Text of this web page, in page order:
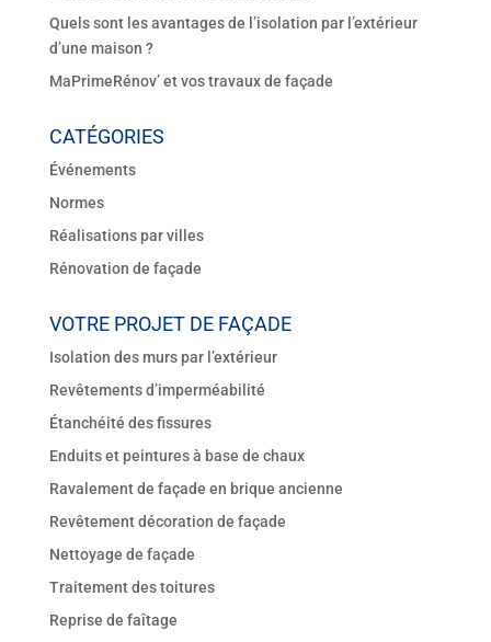
Quels sont les avantages de l’isolation par l’extérieur
d’une maison ?
MaPrimeRénov’ et vos travaux de façade
CATÉGORIES
Événements
Normes
Réalisations par villes
Rénovation de façade
VOTRE PROJET DE FAÇADE
Isolation des murs par l’extérieur
Revêtements d’imperméabilité
Étanchéité des fissures
Enduits et peintures à base de chaux
Ravalement de façade en brique ancienne
Revêtement décoration de façade
Nettoyage de façade
Traitement des toitures
Reprise de faîtage